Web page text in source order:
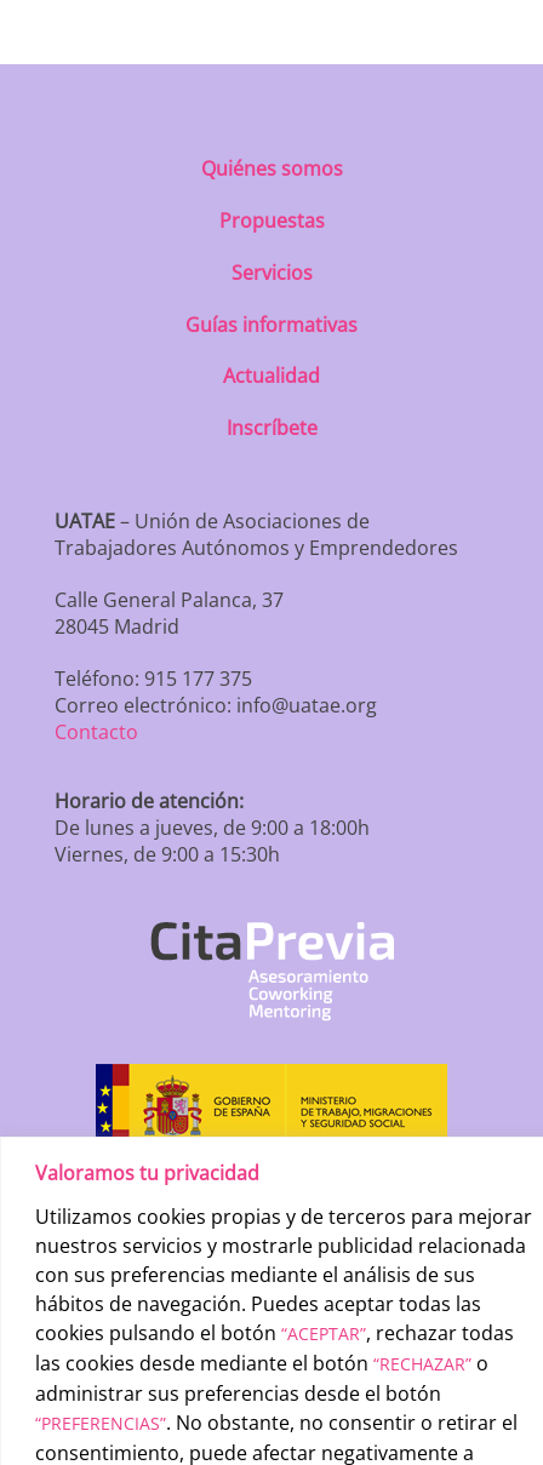
Valoramos tu privacidad
Utilizamos cookies propias y de terceros para mejorar
nuestros servicios y mostrarle publicidad relacionada
con sus preferencias mediante el análisis de sus
hábitos de navegación. Puedes aceptar todas las
cookies pulsando el botón “ACEPTAR”, rechazar todas
las cookies desde mediante el botón “RECHAZAR” o
administrar sus preferencias desde el botón
“PREFERENCIAS”. No obstante, no consentir o retirar el
consentimiento, puede afectar negativamente a
best-first/
Quiénes somos
Propuestas
Servicios
Guías informativas
Actualidad
Inscríbete
UATAE– Unión de Asociaciones de
Trabajadores Autónomos y Emprendedores
Calle General Palanca, 37
28045 Madrid
Teléfono: 915 177 375
Correo electrónico: info@uatae.org
Contacto
Horario de atención:
De lunes a jueves, de 9:00 a 18:00h
Viernes, de 9:00 a 15:30h
UATAE2026 © |Condiciones generales de uso-Política de
privacidad-Política de cookies